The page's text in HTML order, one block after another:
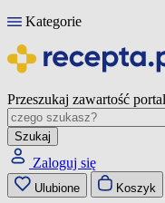
Kategorie
Przeszukaj zawartość
Szukaj
Zaloguj się
Ulubione Koszyk